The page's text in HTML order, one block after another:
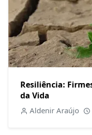
Resiliência:
da Vida
Aldenir Araújo